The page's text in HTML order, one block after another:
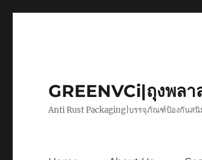
GREENVCi|ถุงพล
Anti Rust Packaging|บรรจุภัณฑ์ป้องกันส